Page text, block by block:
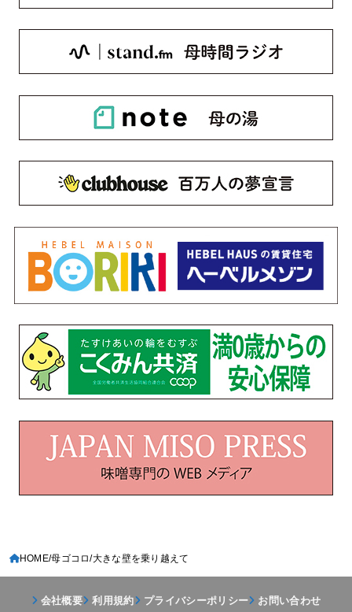
HOME 母ゴコロ 大きな壁を乗り越えて
会社概要 利用規約 プライバシーポリシー お問い合わせ